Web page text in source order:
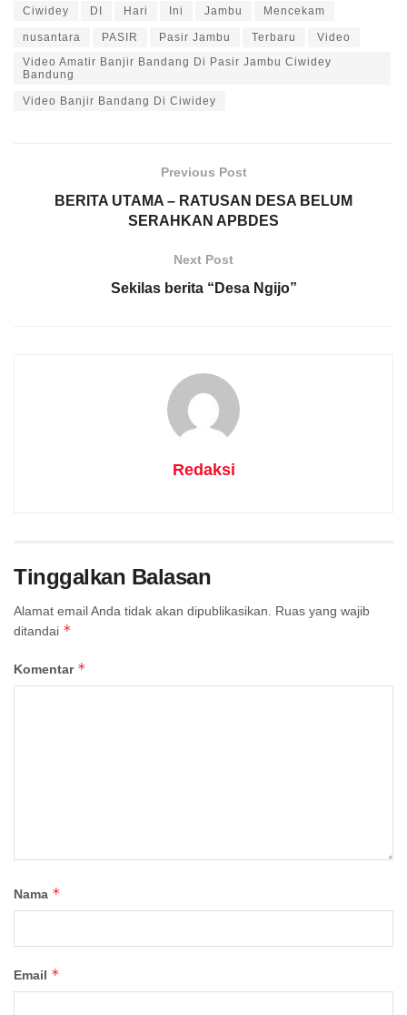
Ciwidey DI Hari Ini Jambu Mencekam
nusantara PASIR Pasir Jambu Terbaru
Video
Video Amatir Banjir Bandang Di Pasir Jambu Ciwidey
Bandung
Video Banjir Bandang Di Ciwidey
Previous Post
BERITA UTAMA – RATUSAN DESA BELUM
SERAHKAN APBDES
Next Post
Sekilas berita “Desa Ngijo”
Redaksi
Tinggalkan Balasan
Alamat email Anda tidak akan dipublikasikan. Ruas yang wajib
ditandai *
Komentar *
Nama *
Email *